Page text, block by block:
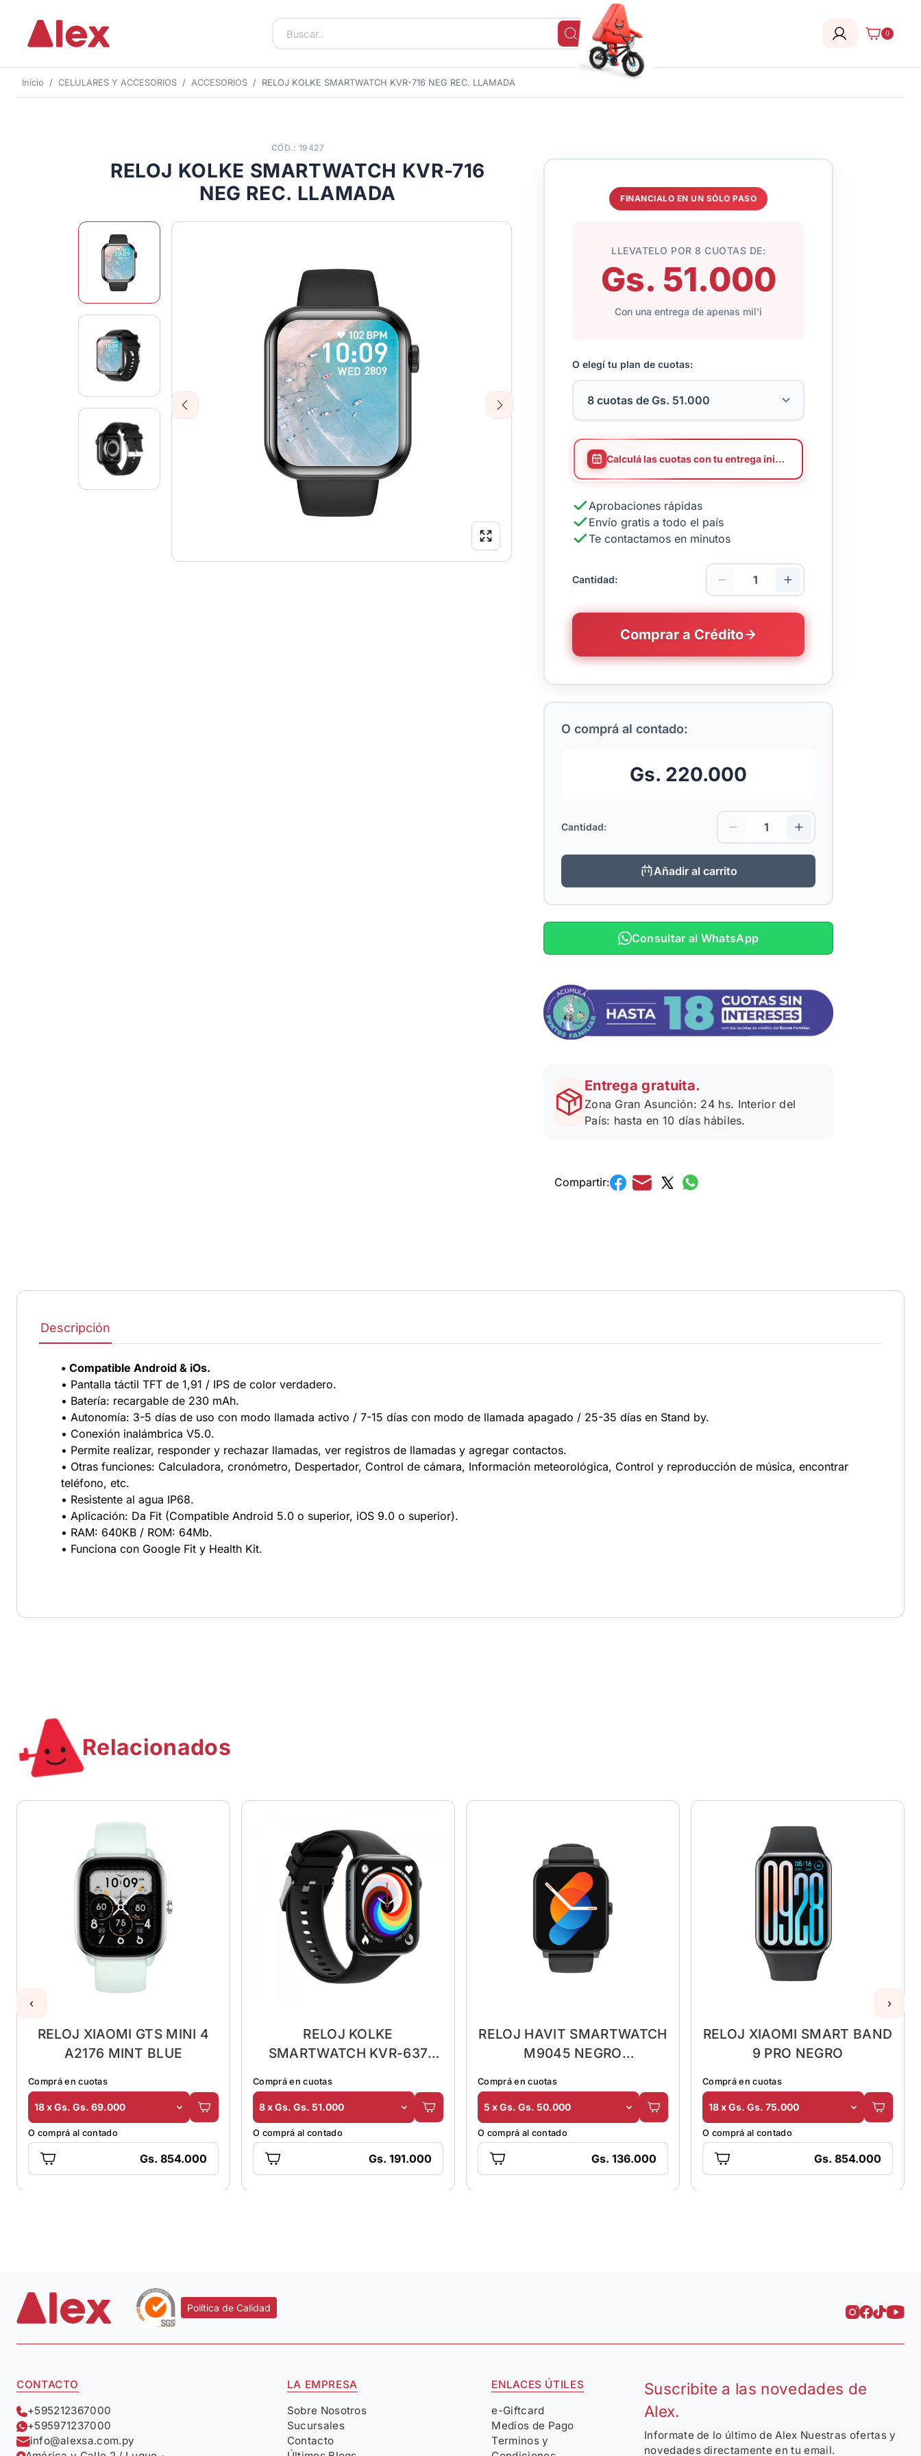
0
Inicio CELULARES Y ACCESORIOS ACCESORIOS RELOJ KOLKE SMARTWATCH KVR-716 NEG REC. LLAMADA
CÓD.: 19427
RELOJ KOLKE SMARTWATCH KVR-716
NEG REC. LLAMADA
Previous Next
FINANCIALO EN UN SÓLO PASO
LLEVATELO POR 8 CUOTAS DE:
Gs. 51.000
Con una entrega de apenas mil'i
O elegí tu plan de cuotas:
Calculá las cuotas con tu entrega inicial
Aprobaciones rápidas
Envío gratis a todo el país
Te contactamos en minutos
Cantidad:
Comprar a Crédito
O comprá al contado:
Gs. 220.000
Cantidad:
Añadir al carrito
Consultar al WhatsApp
Entrega gratuita.
Zona Gran Asunción: 24 hs. Interior del
País: hasta en 10 días hábiles.
Compartir:
Descripción
• Compatible Android & iOs.
• Pantalla táctil TFT de 1,91 / IPS de color verdadero.
• Batería: recargable de 230 mAh.
• Autonomía: 3-5 días de uso con modo llamada activo / 7-15 días con modo de llamada apagado / 25-35 días en Stand by.
• Conexión inalámbrica V5.0.
• Permite realizar, responder y rechazar llamadas, ver registros de llamadas y agregar contactos.
• Otras funciones: Calculadora, cronómetro, Despertador, Control de cámara, Información meteorológica, Control y reproducción de música, encontrar
teléfono, etc.
• Resistente al agua IP68.
• Aplicación: Da Fit (Compatible Android 5.0 o superior, iOS 9.0 o superior).
• RAM: 640KB / ROM: 64Mb.
• Funciona con Google Fit y Health Kit.
Relacionados
RELOJ XIAOMI GTS MINI 4
A2176 MINT BLUE
Comprá en cuotas
18 x Gs. Gs. 69.000
O comprá al contado
Gs. 854.000
RELOJ KOLKE
SMARTWATCH KVR-637
SUMERGIBLE/REC.LLAMADA
Comprá en cuotas
8 x Gs. Gs. 51.000
O comprá al contado
Gs. 191.000
RELOJ HAVIT SMARTWATCH
M9045 NEGRO
Comprá en cuotas
5 x Gs. Gs. 50.000
O comprá al contado
Gs. 136.000
RELOJ XIAOMI SMART BAND
9 PRO NEGRO
Comprá en cuotas
18 x Gs. Gs. 75.000
O comprá al contado
Gs. 854.000
‹ ›
Política de Calidad
CONTACTO
+595212367000
+595971237000
info@alexsa.com.py
LA EMPRESA
Sobre Nosotros
Sucursales
Contacto
ENLACES ÚTILES
e-Giftcard
Medios de Pago
Terminos y
Suscribite a las novedades de
Alex.
Informate de lo último de Alex Nuestras ofertas y
novedades directamente en tu email.